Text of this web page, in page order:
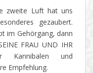
zweite Luft hat uns
gezaubert.
im Gehörgang, dann
FRAU UND IHR
Kannibalen und
Empfehlung.